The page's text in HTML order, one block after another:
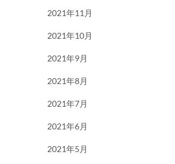
2021年11月
2021年10月
2021年9月
2021年8月
2021年7月
2021年6月
2021年5月